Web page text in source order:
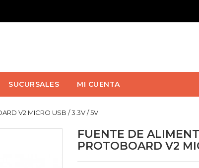
SUCURSALES MI CUENTA
V2 MICRO USB / 3.3V / 5V
FUENTE DE
PROTOBOARD V2